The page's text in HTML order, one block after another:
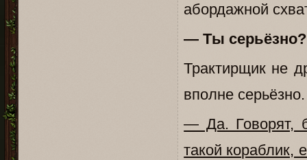
абордажной
— Ты серьёзно?
Трактирщик не
вполне серьёзно.
— Да. Говорят,
такой кораблик,